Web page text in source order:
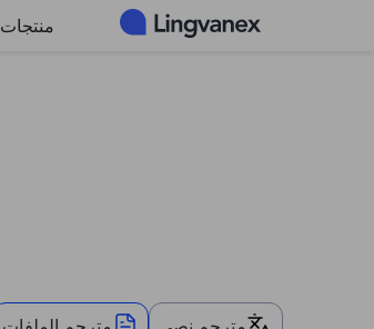
لوحة إدارة ملفات تعريف الارتباط
منتجات